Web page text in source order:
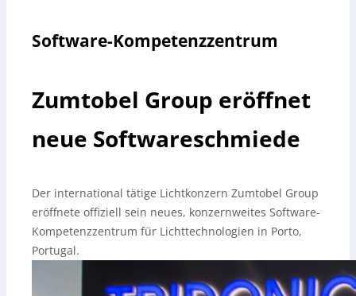
Software-Kompetenzzentrum
Zumtobel Group eröffnet
neue Softwareschmiede
Der international tätige Lichtkonzern Zumtobel Group
eröffnete offiziell sein neues, konzernweites Software-
Kompetenzzentrum für Lichttechnologien in Porto,
Portugal.